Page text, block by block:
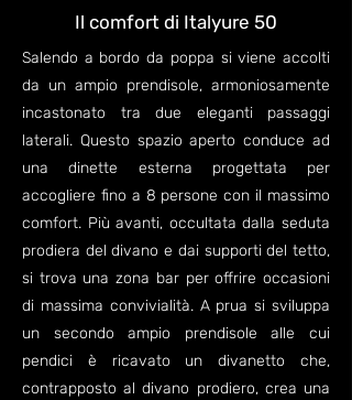
Il comfort di Italyure 50
Salendo a bordo da poppa si viene accolti
da un ampio prendisole, armoniosamente
incastonato tra due eleganti passaggi
laterali. Questo spazio aperto conduce ad
una dinette esterna progettata per
accogliere fino a 8 persone con il massimo
comfort. Più avanti, occultata dalla seduta
prodiera del divano e dai supporti del tetto,
si trova una zona bar per offrire occasioni
di massima convivialità. A prua si sviluppa
un secondo ampio prendisole alle cui
pendici è ricavato un divanetto che,
contrapposto al divano prodiero, crea una